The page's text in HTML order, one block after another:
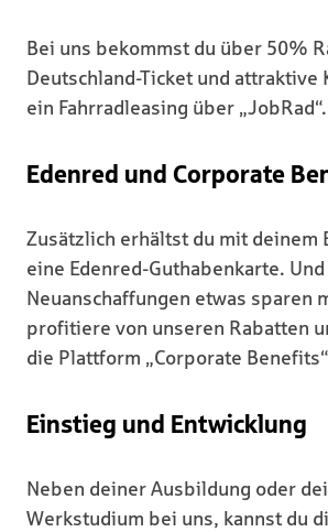
Bei uns bekommst du über 50%
Deutschland-Ticket und
ein Fahrradleasing über „JobRad“.
Edenred und Corporate
Zusätzlich erhältst du mit deinem
eine Edenred-Guthabenkarte.
Neuanschaffungen etwas sparen
profitiere von unseren Rabatten
die Plattform „Corporate
Einstieg und Entwicklung
Neben deiner Ausbildung oder
Werkstudium bei uns, kannst du